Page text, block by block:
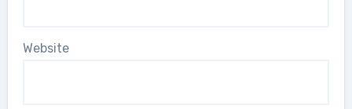
Website